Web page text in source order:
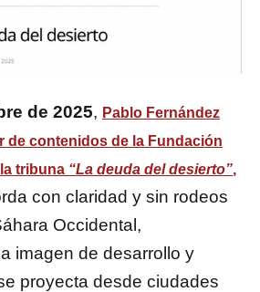
de 2025, Pablo Fernández
de contenidos de la Fundación
tribuna “La deuda del desierto”,
con claridad y sin rodeos
Occidental,
imagen de desarrollo y
proyecta desde ciudades